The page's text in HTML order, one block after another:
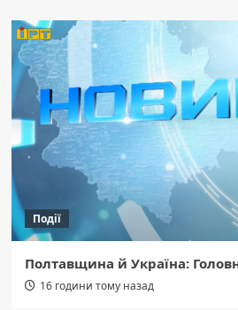
Події
Полтавщина й Україна:
16 години тому назад